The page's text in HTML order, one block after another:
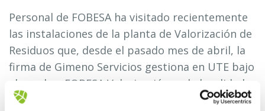
Personal de FOBESA ha visitado recientemente
las instalaciones de la planta de Valorización de
Residuos que, desde el pasado mes de abril, la
firma de Gimeno Servicios gestiona en UTE bajo
el nombre FOBESA Valorización en la localidad
castellonense de Cervera.